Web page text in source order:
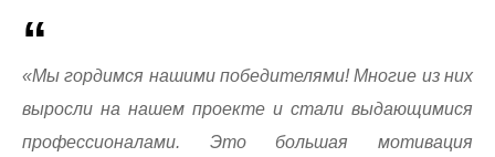
«Мы гордимся нашими победителями! Многие из них
выросли на нашем проекте и стали выдающимися
профессионалами. Это большая мотивация